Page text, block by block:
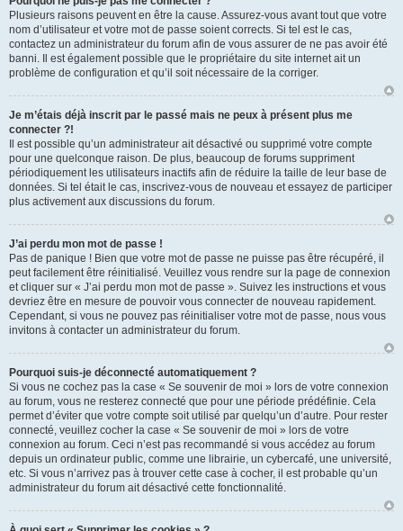
Plusieurs raisons peuvent en être la cause. Assurez-vous avant tout que votre
nom d’utilisateur et votre mot de passe soient corrects. Si tel est le cas,
contactez un administrateur du forum afin de vous assurer de ne pas avoir été
banni. Il est également possible que le propriétaire du site internet ait un
problème de configuration et qu’il soit nécessaire de la corriger.
Je m’étais déjà inscrit par le passé mais ne peux à présent plus me
connecter ?!
Il est possible qu’un administrateur ait désactivé ou supprimé votre compte
pour une quelconque raison. De plus, beaucoup de forums suppriment
périodiquement les utilisateurs inactifs afin de réduire la taille de leur base de
données. Si tel était le cas, inscrivez-vous de nouveau et essayez de participer
plus activement aux discussions du forum.
J’ai perdu mon mot de passe !
Pas de panique ! Bien que votre mot de passe ne puisse pas être récupéré, il
peut facilement être réinitialisé. Veuillez vous rendre sur la page de connexion
et cliquer sur « J’ai perdu mon mot de passe ». Suivez les instructions et vous
devriez être en mesure de pouvoir vous connecter de nouveau rapidement.
Cependant, si vous ne pouvez pas réinitialiser votre mot de passe, nous vous
invitons à contacter un administrateur du forum.
Pourquoi suis-je déconnecté automatiquement ?
Si vous ne cochez pas la case « Se souvenir de moi » lors de votre connexion
au forum, vous ne resterez connecté que pour une période prédéfinie. Cela
permet d’éviter que votre compte soit utilisé par quelqu’un d’autre. Pour rester
connecté, veuillez cocher la case « Se souvenir de moi » lors de votre
connexion au forum. Ceci n’est pas recommandé si vous accédez au forum
depuis un ordinateur public, comme une librairie, un cybercafé, une université,
etc. Si vous n’arrivez pas à trouver cette case à cocher, il est probable qu’un
administrateur du forum ait désactivé cette fonctionnalité.